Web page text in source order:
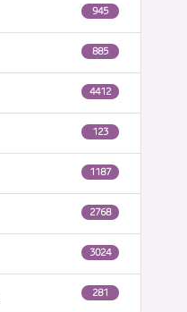
945
885
4412
123
1187
2768
3024
281